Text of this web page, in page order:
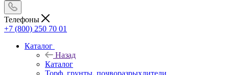
Телефоны
+7 (800) 250 70 01
Каталог
Назад
Каталог
Торф, грунты, почворазрыхлители